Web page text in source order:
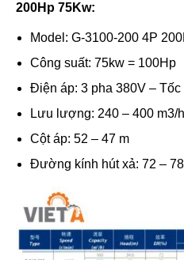
200Hp 75Kw:
Model: G-3100-200 4P
Công suất: 75kw = 100Hp
Điện áp: 3 pha 380V – Tốc
Lưu lượng: 240 – 400 m3/h
Cột áp: 52 – 47 m
Đường kính hút xả: 72 –